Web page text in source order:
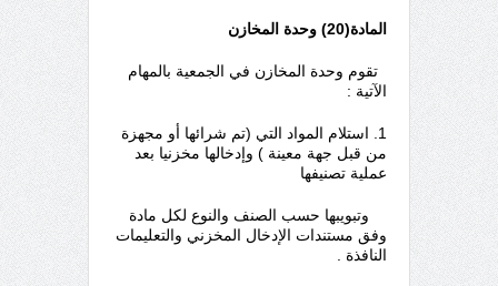
المادة(20) وحدة المخازن
تقوم وحدة المخازن في الجمعية بالمهام
الآتية :
1. استلام المواد التي (تم شرائها أو مجهزة
من قبل جهة معينة ) وإدخالها مخزنيا بعد
عملية تصنيفها
وتبويبها حسب الصنف والنوع لكل مادة
وفق مستندات الإدخال المخزني والتعليمات
النافذة .